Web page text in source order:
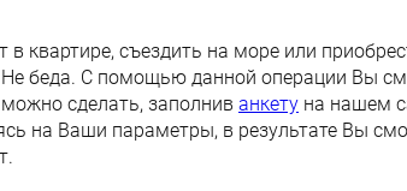
в квартире, съездить на море или
беда. С помощью данной операции Вы
сделать, заполнив анкету на нашем
на Ваши параметры, в результате Вы